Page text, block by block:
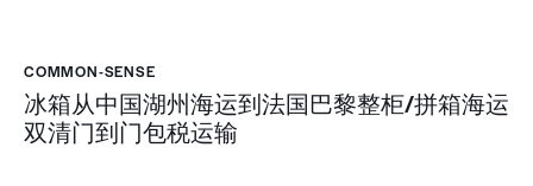
COMMON-SENSE
冰箱从中国湖州海运到法国巴黎整柜/拼箱海运
双清门到门包税运输